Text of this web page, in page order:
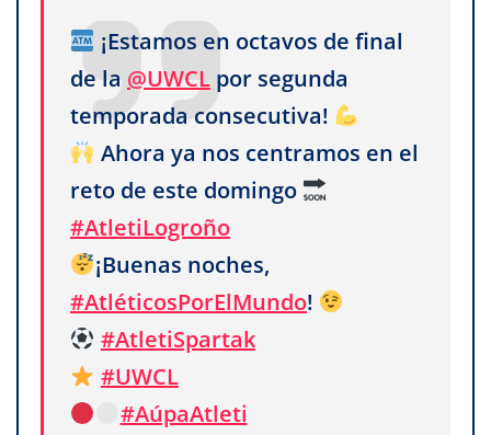
¡Estamos en octavos de final
de la @UWCL por segunda
temporada consecutiva!
Ahora ya nos centramos en el
reto de este domingo
#AtletiLogroño
¡Buenas noches,
#AtléticosPorElMundo!
#AtletiSpartak
#UWCL
#AúpaAtleti